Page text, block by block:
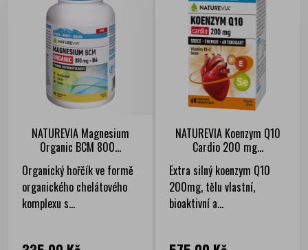
NATUREVIA Magnesium
Organic BCM 800...
Organický hořčík ve formě
organického chelátového
komplexu s...
NATUREVIA Koenzym Q10
Cardio 200 mg...
Extra silný koenzym Q10
200mg, tělu vlastní,
bioaktivní a...